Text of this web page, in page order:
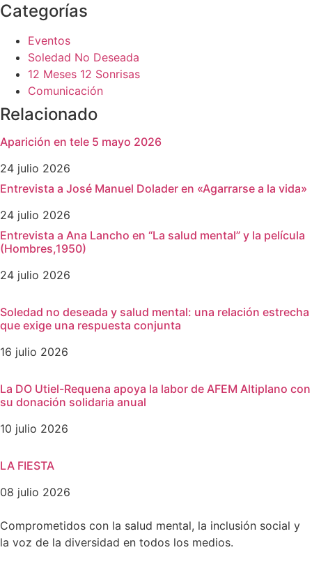
Categorías
Eventos
Soledad No Deseada
12 Meses 12 Sonrisas
Comunicación
Relacionado
Aparición en tele 5 mayo 2026
24 julio 2026
Entrevista a José Manuel Dolader en «Agarrarse a la vida»
24 julio 2026
Entrevista a Ana Lancho en “La salud mental” y la película
(Hombres,1950)
24 julio 2026
Soledad no deseada y salud mental: una relación estrecha
que exige una respuesta conjunta
16 julio 2026
La DO Utiel-Requena apoya la labor de AFEM Altiplano con
su donación solidaria anual
10 julio 2026
LA FIESTA
08 julio 2026
Comprometidos con la salud mental, la inclusión social y
la voz de la diversidad en todos los medios.